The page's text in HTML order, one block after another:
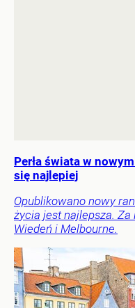
Perła świata w
się najlepiej
Opublikowano nowy
życia jest najlepsza. Za
Wiedeń i Melbourne.